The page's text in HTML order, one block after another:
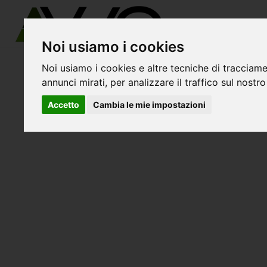
Noi usiamo i cookies
Noi usiamo i cookies e altre tecniche di
annunci mirati, per analizzare il traffico sul
Accetto Cambia le mie impostazioni
avvo-it>Salerno> Avvocati casalsottano